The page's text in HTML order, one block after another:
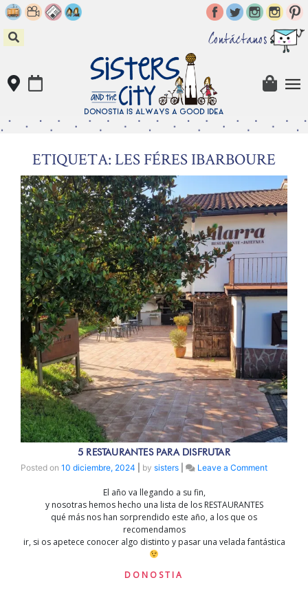
Skip
to
content
Contáctanos
ETIQUETA: LES FÉRES IBARBOURE
5 RESTAURANTES PARA DISFRUTAR
Posted on 10 diciembre, 2024 by sisters Leave a Commenton
El año va llegando a su fin,
y nosotras hemos hecho una lista de los RESTAURANTES
qué más nos han sorprendido este año, a los que os
recomendamos
ir, si os apetece conocer algo distinto y pasar una velada fantástica
D O N O S T I A